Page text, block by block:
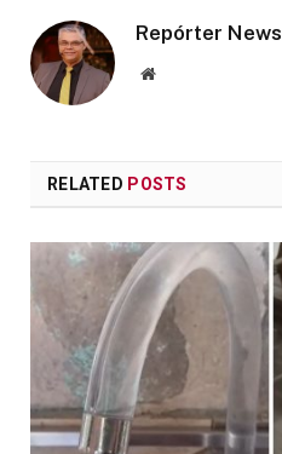
Repórter News
Website
RELATED POSTS